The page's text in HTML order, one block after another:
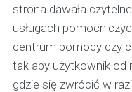
strona dawała
usługach
centrum pomocy czy
tak aby użytkownik od
gdzie się zwrócić w